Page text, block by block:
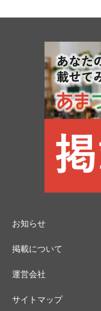
お知らせ
掲載について
運営会社
サイトマップ